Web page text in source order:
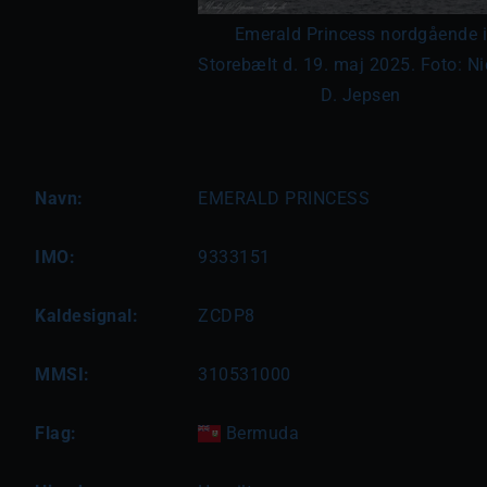
Emerald Princess nordgående i
Storebælt d. 19. maj 2025. Foto:
D. Jepsen
Navn: EMERALD PRINCESS
IMO: 9333151
Kaldesignal: ZCDP8
MMSI: 310531000
Flag: Bermuda